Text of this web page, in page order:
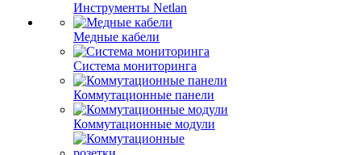
Инструменты Netlan
Медные кабели
Система мониторинга
Коммутационные панели
Коммутационные модули